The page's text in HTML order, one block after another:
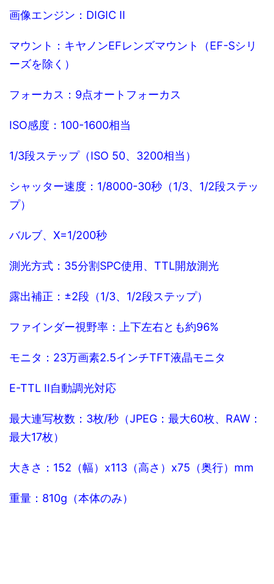
画像エンジン：DIGIC II
マウント：キヤノンEFレンズマウント（EF-Sシリ
ーズを除く）
フォーカス：9点オートフォーカス
ISO感度：100-1600相当
1/3段ステップ（ISO 50、3200相当）
シャッター速度：1/8000-30秒（1/3、1/2段ステッ
プ）
バルブ、X=1/200秒
測光方式：35分割SPC使用、TTL開放測光
露出補正：±2段（1/3、1/2段ステップ）
ファインダー視野率：上下左右とも約96%
モニタ：23万画素2.5インチTFT液晶モニタ
E-TTL II自動調光対応
最大連写枚数：3枚/秒（JPEG：最大60枚、RAW：
最大17枚）
大きさ：152（幅）x113（高さ）x75（奥行）mm
重量：810g（本体のみ）